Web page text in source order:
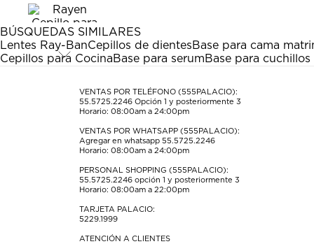
estrella
Esta
acción
abrirá
formulario
2
estrellas.
Esta
acción
abrirá
formulario
de
estrellas.
Esta
acción
abrirá
formulario
de
estrellas.
Esta
acción
abrirá
formulario
de
Esta
acción
abrirá
formulario
de
envío.
BÚSQUEDAS SIMILARES
Lentes Ray-BanCepillos de dientesBase para cama
Cepillos para CocinaBase para serumBase para
VENTAS POR TELÉFONO (555PALACIO):
55.5725.2246 Opción 1 y posteriormente 3
Horario: 08:00am a 24:00pm
VENTAS POR WHATSAPP (555PALACIO):
Agregar en whatsapp 55.5725.2246
Horario: 08:00am a 24:00pm
PERSONAL SHOPPING (555PALACIO):
55.5725.2246 opción 1 y posteriormente 3
Horario: 08:00am a 22:00pm
TARJETA PALACIO:
5229.1999
ATENCIÓN A CLIENTES